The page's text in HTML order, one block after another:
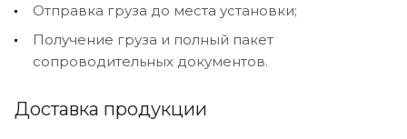
Отправка груза до места установки;
Получение груза и полный пакет
сопроводительных документов.
Доставка продукции